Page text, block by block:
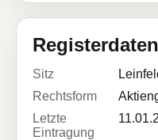
Registerdaten
Sitz
Rechtsform
Letzte
Eintragung